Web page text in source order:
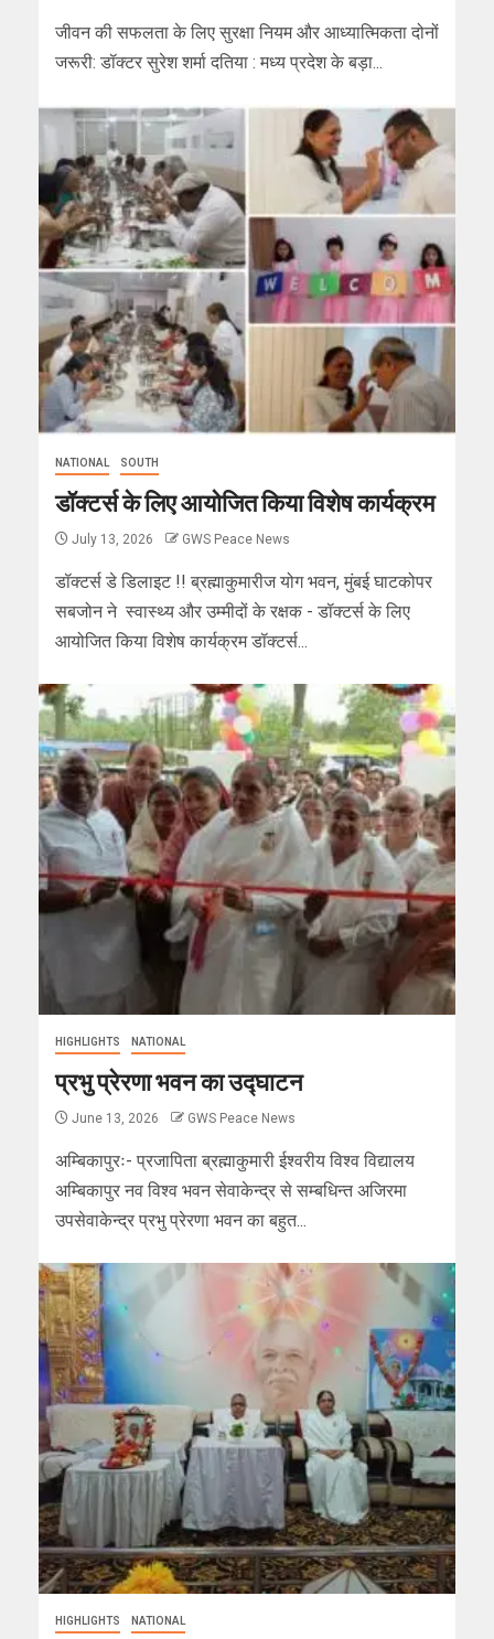
जीवन की सफलता के लिए सुरक्षा नियम और आध्यात्मिकता दोनों
जरूरी: डॉक्टर सुरेश शर्मा दतिया : मध्य प्रदेश के बड़ा...
NATIONAL SOUTH
डॉक्टर्स के लिए आयोजित किया विशेष कार्यक्रम
July 13, 2026 GWS Peace News
डॉक्टर्स डे डिलाइट !! ब्रह्माकुमारीज योग भवन, मुंबई घाटकोपर
सबजोन ने स्वास्थ्य और उम्मीदों के रक्षक - डॉक्टर्स के लिए
आयोजित किया विशेष कार्यक्रम डॉक्टर्स...
HIGHLIGHTS NATIONAL
प्रभु प्रेरणा भवन का उद्घाटन
June 13, 2026 GWS Peace News
अम्बिकापुरः- प्रजापिता ब्रह्माकुमारी ईश्वरीय विश्व विद्यालय
अम्बिकापुर नव विश्व भवन सेवाकेन्द्र से सम्बधिन्त अजिरमा
उपसेवाकेन्द्र प्रभु प्रेरणा भवन का बहुत...
HIGHLIGHTS NATIONAL